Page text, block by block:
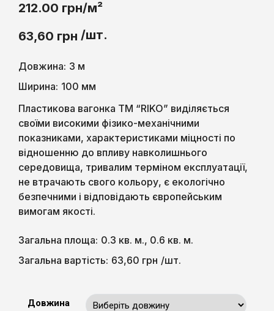
212.00 грн/м²
63,60 грн /шт.
Довжина: 3 м
Ширина: 100 мм
Пластикова вагонка ТМ “RIKO” виділяється
своїми високими фізико-механічними
показниками, характеристиками міцності по
відношенню до впливу навколишнього
середовища, тривалим терміном експлуатації,
не втрачають свого кольору, є екологічно
безпечними і відповідають європейським
вимогам якості.
Загальна площа: 0.3 кв. м., 0.6 кв. м.
Загальна вартість: 63,60 грн /шт.
Довжина